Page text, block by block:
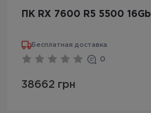
ПК RX 7600 R5 5500 16Gb
Бесплатная доставка
0
38662 грн